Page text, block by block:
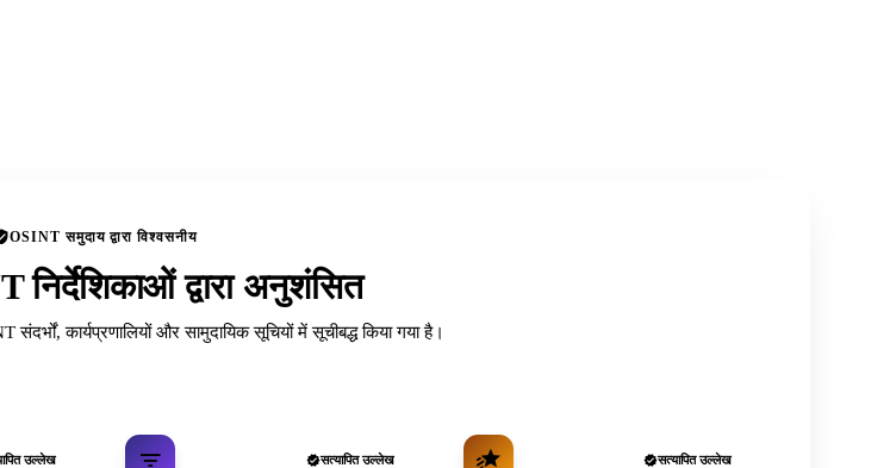
OSINT समुदाय द्वारा विश्वसनीय
द्वारा अनुशंसित
कार्यप्रणालियों और सामुदायिक सूचियों में सूचीबद्ध किया गया है।
उल्लेख सत्यापित उल्लेख सत्यापित उल्लेख